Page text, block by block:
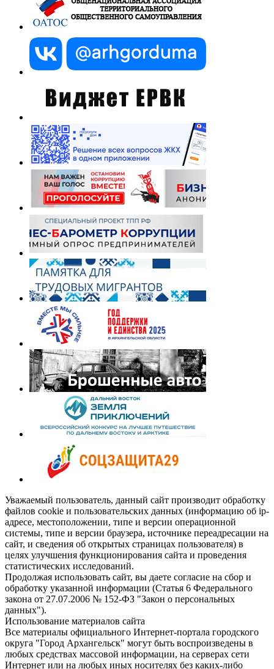
Уважаемый пользователь, данный сайт производит обработку
файлов cookie и пользовательских данных (информацию об ip-
адресе, местоположении, типе и версии операционной
системы, типе и версии браузера, источнике переадресации на
сайт, и сведения об открытых страницах пользователя) в
целях улучшения функционирования сайта и проведения
статистических исследований.
Продолжая использовать сайт, вы даете согласие на сбор и
обработку указанной информации (Статья 6 Федерального
закона от 27.07.2006 № 152-ФЗ "Закон о персональных
данных").
Использование материалов сайта
Все материалы официального Интернет-портала городского
округа "Город Архангельск" могут быть воспроизведены в
любых средствах массовой информации, на серверах сети
Интернет или на любых иных носителях без каких-либо